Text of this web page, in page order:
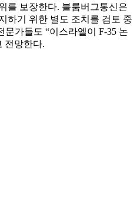
를 보장한다. 블룸버그통신은
하기 위한 별도 조치를 검토 중
가들도 “이스라엘이 F-35 논
전망한다.